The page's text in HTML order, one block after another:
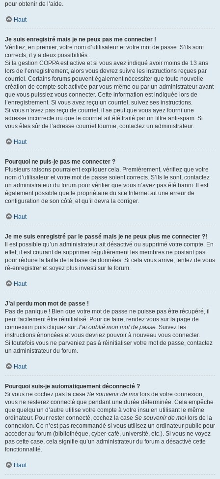
pour obtenir de l’aide.
Haut
Je suis enregistré mais je ne peux pas me connecter !
Vérifiez, en premier, votre nom d’utilisateur et votre mot de passe. S’ils sont
corrects, il y a deux possibilités :
Si la gestion COPPA est active et si vous avez indiqué avoir moins de 13 ans
lors de l’enregistrement, alors vous devrez suivre les instructions reçues par
courriel. Certains forums peuvent également nécessiter que toute nouvelle
création de compte soit activée par vous-même ou par un administrateur avant
que vous puissiez vous connecter. Cette information est indiquée lors de
l’enregistrement. Si vous avez reçu un courriel, suivez ses instructions.
Si vous n’avez pas reçu de courriel, il se peut que vous ayez fourni une
adresse incorrecte ou que le courriel ait été traité par un filtre anti-spam. Si
vous êtes sûr de l’adresse courriel fournie, contactez un administrateur.
Haut
Pourquoi ne puis-je pas me connecter ?
Plusieurs raisons pourraient expliquer cela. Premièrement, vérifiez que votre
nom d’utilisateur et votre mot de passe soient corrects. S’ils le sont, contactez
un administrateur du forum pour vérifier que vous n’avez pas été banni. Il est
également possible que le propriétaire du site Internet ait une erreur de
configuration de son côté, et qu’il devra la corriger.
Haut
Je me suis enregistré par le passé mais je ne peux plus me connecter ?!
Il est possible qu’un administrateur ait désactivé ou supprimé votre compte. En
effet, il est courant de supprimer régulièrement les membres ne postant pas
pour réduire la taille de la base de données. Si cela vous arrive, tentez de vous
ré-enregistrer et soyez plus investi sur le forum.
Haut
J’ai perdu mon mot de passe !
Pas de panique ! Bien que votre mot de passe ne puisse pas être récupéré, il
peut facilement être réinitialisé. Pour ce faire, rendez vous sur la page de
connexion puis cliquez sur J’ai oublié mon mot de passe. Suivez les
instructions énoncées et vous devriez pouvoir à nouveau vous connecter.
Si toutefois vous ne parveniez pas à réinitialiser votre mot de passe, contactez
un administrateur du forum.
Haut
Pourquoi suis-je automatiquement déconnecté ?
Si vous ne cochez pas la case Se souvenir de moi lors de votre connexion,
vous ne resterez connecté que pendant une durée déterminée. Cela empêche
que quelqu’un d’autre utilise votre compte à votre insu en utilisant le même
ordinateur. Pour rester connecté, cochez la case Se souvenir de moi lors de la
connexion. Ce n’est pas recommandé si vous utilisez un ordinateur public pour
accéder au forum (bibliothèque, cyber-café, université, etc.). Si vous ne voyez
pas cette case, cela signifie qu’un administrateur du forum a désactivé cette
fonctionnalité.
Haut